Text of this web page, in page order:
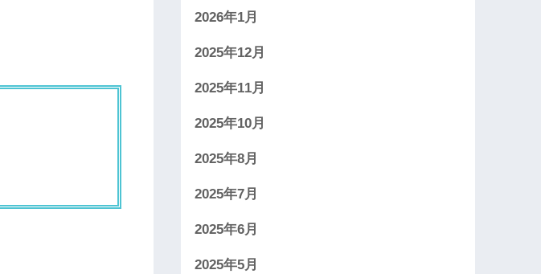
2026年1月
2025年12月
2025年11月
2025年10月
2025年8月
2025年7月
2025年6月
2025年5月